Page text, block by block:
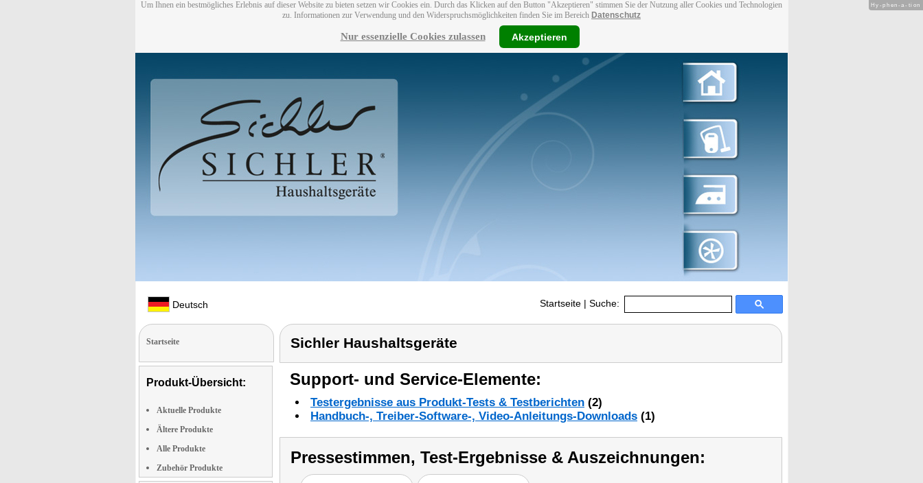
Um Ihnen ein bestmögliches Erlebnis auf dieser Website zu bieten setzen wir Cookies ein. Durch das Klicken auf den Button "Akzeptieren" stimmen Sie der Nutzung aller Cookies und Technologien
zu. Informationen zur Verwendung und den Widerspruchsmöglichkeiten finden Sie im Bereich Datenschutz
Nur essenzielle Cookies zulassen Akzeptieren
Deutsch Startseite | Suche:
Startseite
Produkt-Übersicht:
Aktuelle Produkte
Ältere Produkte
Alle Produkte
Zubehör Produkte
Sichler Haushaltsgeräte
Support- und Service-Elemente:
Testergebnisse aus Produkt-Tests & Testberichten (2)
Handbuch-, Treiber-Software-, Video-Anleitungs-Downloads (1)
Pressestimmen, Test-Ergebnisse & Auszeichnungen:
Hy-phen-a-tion